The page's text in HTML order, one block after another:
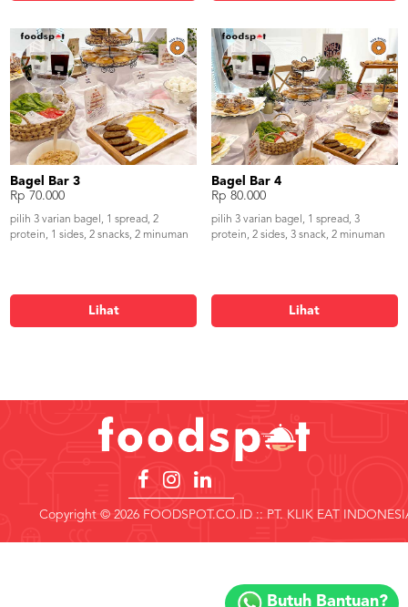
Bagel Bar 3
Rp 70.000
pilih 3 varian bagel, 1 spread, 2
protein, 1 sides, 2 snacks, 2 minuman
Lihat
Bagel Bar 4
Rp 80.000
pilih 3 varian bagel, 1 spread, 3
protein, 2 sides, 3 snack, 2 minuman
Lihat
Copyright © 2026 FOODSPOT.CO.ID :: PT. KLIK EAT
Butuh Bantuan?